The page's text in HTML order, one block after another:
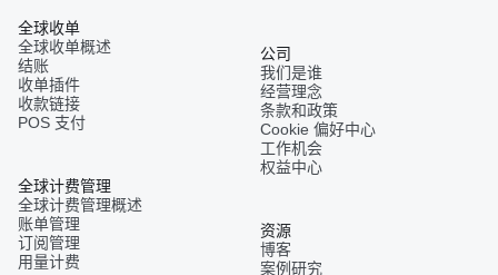
全球收单
全球收单概述
结账
收单插件
收款链接
POS 支付
全球计费管理
全球计费管理概述
账单管理
订阅管理
用量计费
公司
我们是谁
经营理念
条款和政策
Cookie 偏好中心
工作机会
权益中心
资源
博客
案例研究